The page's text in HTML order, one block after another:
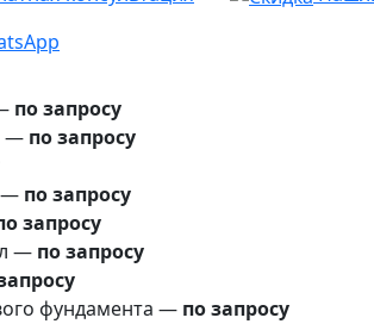
по запросу
— по запросу
— по запросу
запросу
— по запросу
фундамента — по запросу